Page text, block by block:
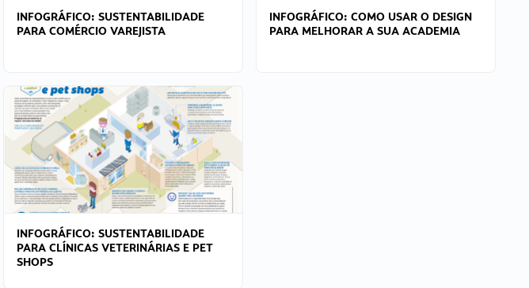
INFOGRÁFICO: SUSTENTABILIDADE
PARA COMÉRCIO VAREJISTA
INFOGRÁFICO: COMO USAR O DESIGN
PARA MELHORAR A SUA ACADEMIA
INFOGRÁFICO: SUSTENTABILIDADE
PARA CLÍNICAS VETERINÁRIAS E PET
SHOPS